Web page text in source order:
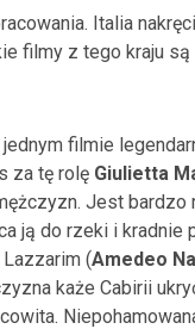
Italia
filmy z tego kraju
filmie
za tę rolę Giulietta
Jest
ją do rzeki i kradnie
(Amedeo
każe Cabirii